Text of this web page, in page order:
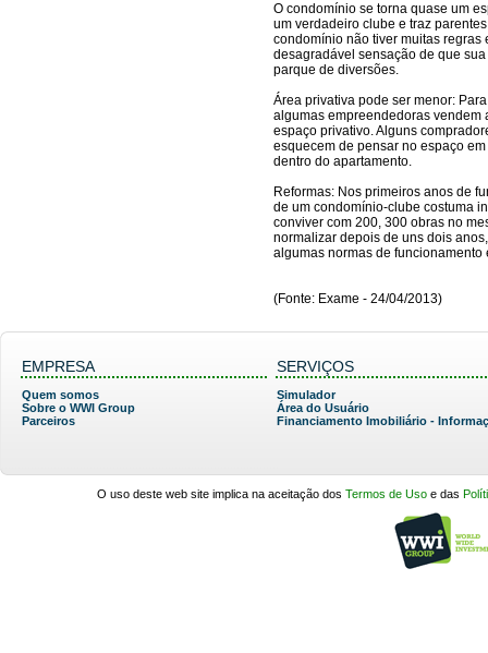
O condomínio se torna quase um
um verdadeiro clube e traz
condomínio não tiver muitas regras
desagradável sensação de que
parque de diversões.
Área privativa pode ser menor:
algumas empreendedoras vendem
espaço privativo. Alguns
esquecem de pensar no espaço
dentro do apartamento.
Reformas: Nos primeiros anos de
de um condomínio-clube costuma
conviver com 200, 300 obras no
normalizar depois de uns dois
algumas normas de
(Fonte: Exame - 24/04/2013)
EMPRESA SERVIÇOS
Quem somos
Sobre o WWI Group
Parceiros
Simulador
Área do Usuário
Financiamento Imobiliário -
O uso deste web site implica na aceitação dos Termos de Uso e das